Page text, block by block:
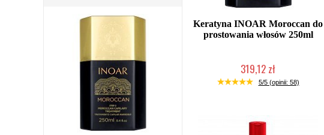
Keratyna INOAR Moroccan do
prostowania włosów 250ml
319,12 zł
Duża ilość (wysyłka w 24h)
5/5 (opinii: 58)